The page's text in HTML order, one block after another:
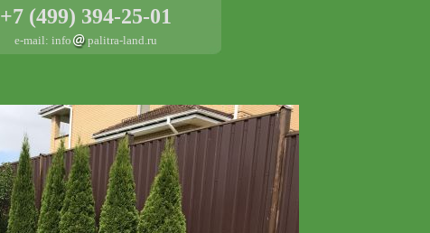
+7 (499) 394-25-01
e-mail: info palitra-land.ru